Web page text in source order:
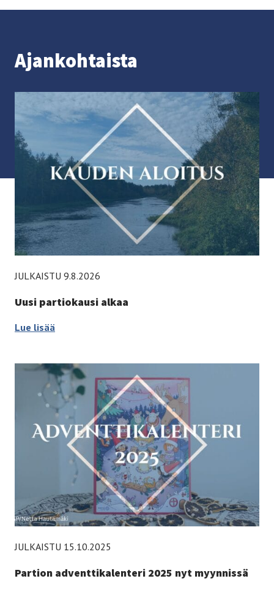
Ajan­koh­tais­ta
JULKAISTU 9.8.2026
Uusi partiokausi alkaa
Uusi partiokausi alkaa –
Lue lisää
JULKAISTU 15.10.2025
Partion adventtikalenteri 2025 nyt myynnissä